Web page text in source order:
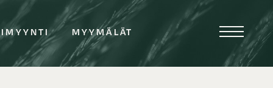
MYYMÄLÄT